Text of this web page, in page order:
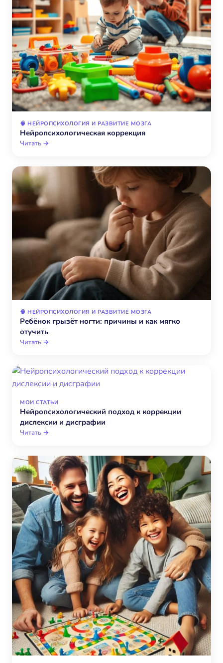
🧠 НЕЙРОПСИХОЛОГИЯ И РАЗВИТИЕ МОЗГА
Нейропсихологическая коррекция
Читать →
🧠 НЕЙРОПСИХОЛОГИЯ И РАЗВИТИЕ МОЗГА
Ребёнок грызёт ногти: причины и как мягко
отучить
Читать →
МОИ СТАТЬИ
Нейропсихологический подход к коррекции
дислексии и дисграфии
Читать →